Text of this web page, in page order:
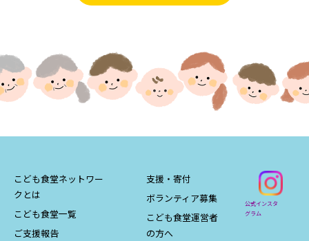
こども食堂ネットワー
クとは
こども食堂一覧
ご支援報告
支援・寄付
ボランティア募集
こども食堂運営者
の方へ
公式インスタ
グラム